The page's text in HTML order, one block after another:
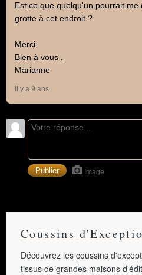
Est ce que quelqu'un pourrait
grotte à cet endroit ?
Merci,
Bien à vous ,
Marianne
il y a 9 ans
Image
Coussins
Découvrez les coussins
tissus de grandes maisons